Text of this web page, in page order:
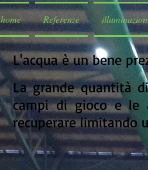
home Referenze
L'acqua è un bene
La grande quantità
campi di gioco e le
recuperare limitando